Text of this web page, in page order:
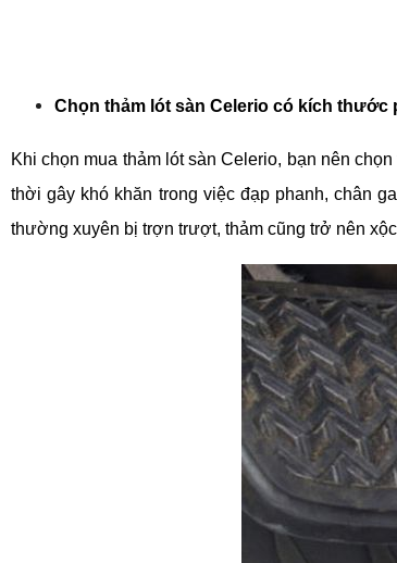
Chọn thảm lót sàn Celerio có kích thước
Khi chọn mua thảm lót sàn Celerio, bạn nên
thời gây khó khăn trong việc đạp phanh, chân
thường xuyên bị trợn trượt, thảm cũng trở nên